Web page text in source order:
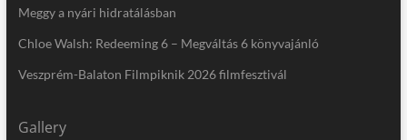
Meggy a nyári hidratálásban
Chloe Walsh: Redeeming 6 – Megváltás 6 könyvajánló
Veszprém-Balaton Filmpiknik 2026 filmfesztivál
Gallery